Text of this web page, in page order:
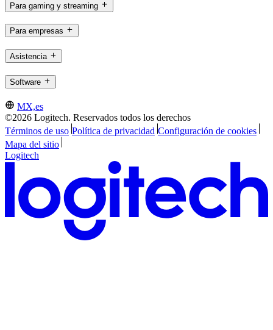
Para gaming y streaming
Para empresas
Asistencia
Software
MX,es
©2026 Logitech. Reservados todos los derechos
Términos de uso Política de privacidad Configuración de cookies
Mapa del sitio
Logitech